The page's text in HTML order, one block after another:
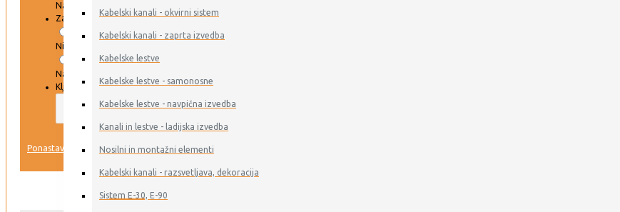
Kabelski kanali - okvirni sistem
Kabelski kanali - zaprta izvedba
Kabelske lestve
Kabelske lestve - samonosne
Kabelske lestve - navpična izvedba
Kanali in lestve - ladijska izvedba
Nosilni in montažni elementi
Kabelski kanali - razsvetljava, dekoracija
Sistem E-30, E-90
Na zalogi
Zaloga ERSE
Ni na zalogi
Na zalogi
Ključna beseda
Ponastavi IŠČI